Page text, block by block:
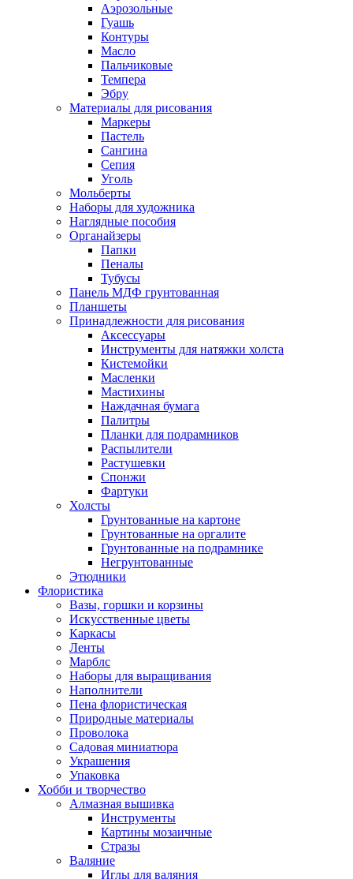
Аэрозольные
Гуашь
Контуры
Масло
Пальчиковые
Темпера
Эбру
Материалы для рисования
Маркеры
Пастель
Сангина
Сепия
Уголь
Мольберты
Наборы для художника
Наглядные пособия
Органайзеры
Папки
Пеналы
Тубусы
Панель МДФ грунтованная
Планшеты
Принадлежности для рисования
Аксессуары
Инструменты для натяжки холста
Кистемойки
Масленки
Мастихины
Наждачная бумага
Палитры
Планки для подрамников
Распылители
Растушевки
Спонжи
Фартуки
Холсты
Грунтованные на картоне
Грунтованные на оргалите
Грунтованные на подрамнике
Негрунтованные
Этюдники
Флористика
Вазы, горшки и корзины
Искусственные цветы
Каркасы
Ленты
Марблс
Наборы для выращивания
Наполнители
Пена флористическая
Природные материалы
Проволока
Садовая миниатюра
Украшения
Упаковка
Хобби и творчество
Алмазная вышивка
Инструменты
Картины мозаичные
Стразы
Валяние
Иглы для валяния